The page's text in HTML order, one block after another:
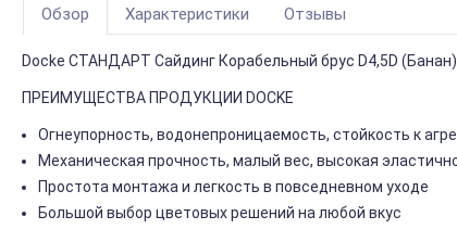
Обзор Характеристики Отзывы
Docke СТАНДАРТ Сайдинг Корабельный брус D4,5D (Банан)
ПРЕИМУЩЕСТВА ПРОДУКЦИИ DOCKE
Огнеупорность, водонепроницаемость, стойкость к
Механическая прочность, малый вес, высокая
Простота монтажа и легкость в повседневном уходе
Большой выбор цветовых решений на любой вкус